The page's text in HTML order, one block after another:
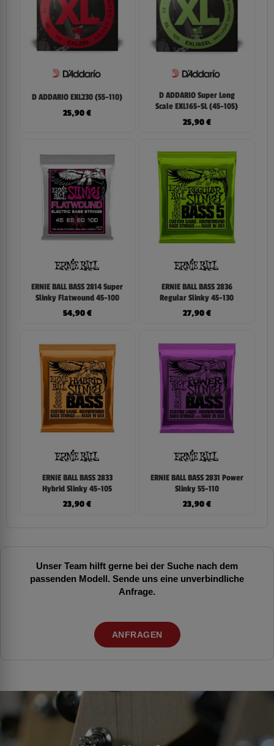
D ADDARIO EXL230 (55-110)
25,90€
D ADDARIO Super Long
Scale EXL165-SL (45-105)
25,90€
ERNIE BALL BASS 2814 Super
Slinky Flatwound 45-100
54,90€
ERNIE BALL BASS 2836
Regular Slinky 45-130
27,90€
ERNIE BALL BASS 2833
Hybrid Slinky 45-105
23,90€
ERNIE BALL BASS 2831 Power
Slinky 55-110
23,90€
Unser Team hilft gerne bei der Suche nach dem
passenden Modell. Sende uns eine unverbindliche
Anfrage.
ANFRAGEN